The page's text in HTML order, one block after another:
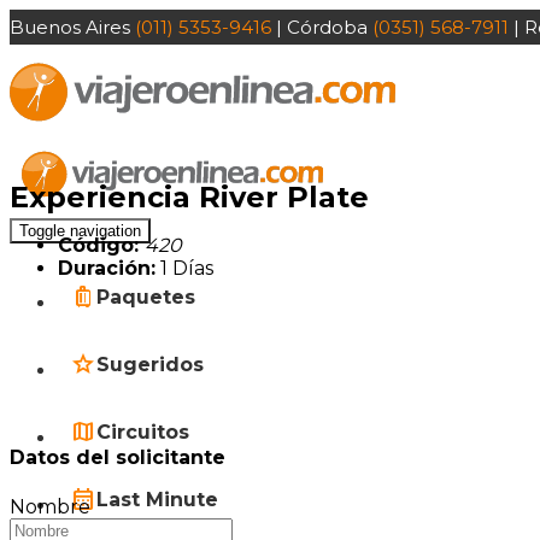
Buenos Aires (011) 5353-9416 | Córdoba (0351) 568-7911 |
Toggle navigation
Paquetes
Sugeridos
Circuitos
Last Minute
Experiencia River Plate
Código:420
Duración: 1 Días
Datos del solicitante
Nombre